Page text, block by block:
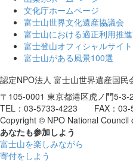
文化庁ホームページ
富士山世界文化遺産協議会
富士山における適正利用推
富士登山オフィシャルサイト
富士山がある風景100選
認定NPO法人 富士山世界遺産国民
〒105-0001 東京都港区虎ノ門5-
TEL：03-5733-4223 FAX：03-
Copyright © NPO National
あなたも参加しよう
富士山を楽しみながら
寄付をしよう